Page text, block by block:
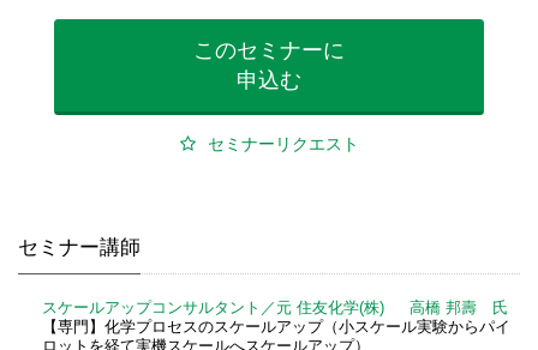
このセミナーに
申込む
セミナーリクエスト
セミナー講師
スケールアップコンサルタント／元 住友化学(株) 高橋 邦壽 氏
【専門】化学プロセスのスケールアップ（小スケール実験からパイ
ロットを経て実機スケールへスケールアップ）